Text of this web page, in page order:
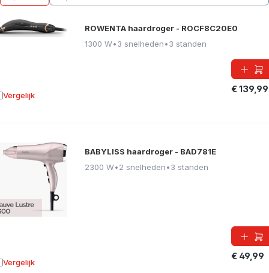
ROWENTA haardroger - ROCF8C20E0
1300 W•3 snelheden•3 standen
€ 139,99
Vergelijk aan vergelijking
BABYLISS haardroger - BAD781E
2300 W•2 snelheden•3 standen
€ 49,99
Vergelijk aan vergelijking